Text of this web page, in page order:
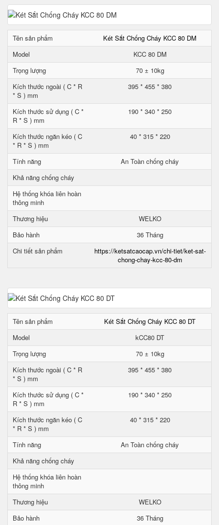
Tên sản phẩm
Két Sắt Chống Cháy KCC 80 DM
Model
KCC 80 DM
Trọng lượng
70 ± 10kg
Kích thước ngoài ( C * R
* S ) mm
395 * 455 * 380
Kích thước sử dụng ( C *
R * S ) mm
190 * 340 * 250
Kích thước ngăn kéo ( C
* R * S ) mm
40 * 315 * 220
Tính năng
An Toàn chống cháy
Khả năng chống cháy
Hệ thống khóa liên hoàn
thông minh
Thương hiệu
WELKO
Bảo hành
36 Tháng
Chi tiết sản phẩm
https://ketsatcaocap.vn/chi-tiet/ket-sat-
chong-chay-kcc-80-dm
Tên sản phẩm
Két Sắt Chống Cháy KCC 80 DT
Model
kCC80 DT
Trọng lượng
70 ± 10kg
Kích thước ngoài ( C * R
* S ) mm
395 * 455 * 380
Kích thước sử dụng ( C *
R * S ) mm
190 * 340 * 250
Kích thước ngăn kéo ( C
* R * S ) mm
40 * 315 * 220
Tính năng
An Toàn chống cháy
Khả năng chống cháy
Hệ thống khóa liên hoàn
thông minh
Thương hiệu
WELKO
Bảo hành
36 Tháng